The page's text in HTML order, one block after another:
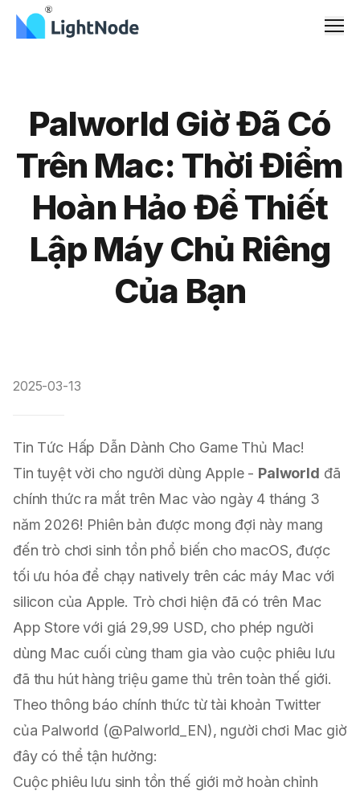
Palworld Giờ Đã Có
Trên Mac: Thời Điểm
Hoàn Hảo Để Thiết
Lập Máy Chủ Riêng
Của Bạn
2025-03-13
Tin Tức Hấp Dẫn Dành Cho Game Thủ Mac!
Tin tuyệt vời cho người dùng Apple - Palworld đã
chính thức ra mắt trên Mac vào ngày 4 tháng 3
năm 2026! Phiên bản được mong đợi này mang
đến trò chơi sinh tồn phổ biến cho macOS, được
tối ưu hóa để chạy natively trên các máy Mac với
silicon của Apple. Trò chơi hiện đã có trên Mac
App Store với giá 29,99 USD, cho phép người
dùng Mac cuối cùng tham gia vào cuộc phiêu lưu
đã thu hút hàng triệu game thủ trên toàn thế giới.
Theo thông báo chính thức từ tài khoản Twitter
của Palworld (@Palworld_EN), người chơi Mac giờ
đây có thể tận hưởng:
Cuộc phiêu lưu sinh tồn thế giới mở hoàn chỉnh